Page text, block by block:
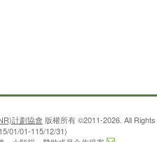
計劃協會 版權所有 ©2011-2026. All
01/01-115/12/31)